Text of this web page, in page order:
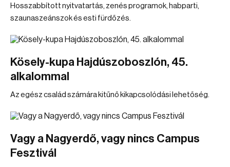
Hosszabbított nyitvatartás, zenés programok, habparti,
szaunaszeánszok és esti fürdőzés.
Kösely-kupa Hajdúszoboszlón, 45.
alkalommal
Az egész család számára kitűnő kikapcsolódási lehetőség.
Vagy a Nagyerdő, vagy nincs Campus
Fesztivál